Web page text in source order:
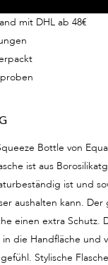
mit DHL ab 48€
Bottle von
ist aus
ist und
aushalten kann.
einen extra Schutz.
die Handfläche und
Stylische